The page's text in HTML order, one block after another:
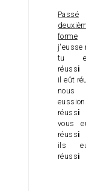
Passé
forme
j'eusse
tu
réussi
il eût
nous
réussi
vous
réussi
ils
réussi